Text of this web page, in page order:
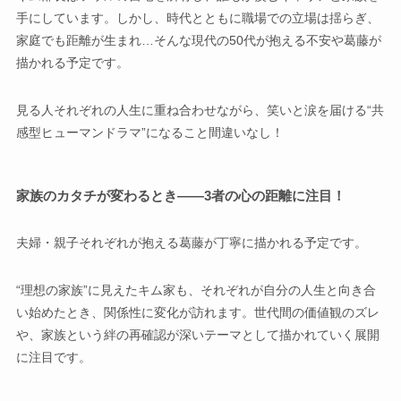
手にしています。しかし、時代とともに職場での立場は揺らぎ、
家庭でも距離が生まれ…そんな現代の50代が抱える不安や葛藤が
描かれる予定です。
見る人それぞれの人生に重ね合わせながら、笑いと涙を届ける“共
感型ヒューマンドラマ”になること間違いなし！
家族のカタチが変わるとき——3者の心の距離に注目！
夫婦・親子それぞれが抱える葛藤が丁寧に描かれる予定です。
“理想の家族”に見えたキム家も、それぞれが自分の人生と向き合
い始めたとき、関係性に変化が訪れます。世代間の価値観のズレ
や、家族という絆の再確認が深いテーマとして描かれていく展開
に注目です。